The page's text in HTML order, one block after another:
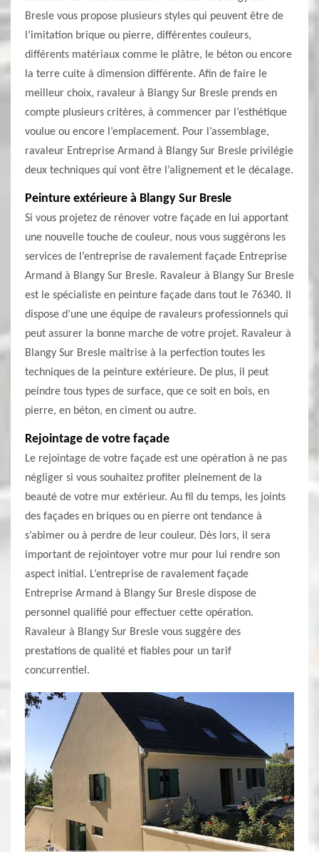
Bresle vous propose plusieurs styles qui peuvent être de
l’imitation brique ou pierre, différentes couleurs,
différents matériaux comme le plâtre, le béton ou encore
la terre cuite à dimension différente. Afin de faire le
meilleur choix, ravaleur à Blangy Sur Bresle prends en
compte plusieurs critères, à commencer par l’esthétique
voulue ou encore l’emplacement. Pour l’assemblage,
ravaleur Entreprise Armand à Blangy Sur Bresle privilégie
deux techniques qui vont être l’alignement et le décalage.
Peinture extérieure à Blangy Sur Bresle
Si vous projetez de rénover votre façade en lui apportant
une nouvelle touche de couleur, nous vous suggérons les
services de l’entreprise de ravalement façade Entreprise
Armand à Blangy Sur Bresle. Ravaleur à Blangy Sur Bresle
est le spécialiste en peinture façade dans tout le 76340. Il
dispose d’une une équipe de ravaleurs professionnels qui
peut assurer la bonne marche de votre projet. Ravaleur à
Blangy Sur Bresle maîtrise à la perfection toutes les
techniques de la peinture extérieure. De plus, il peut
peindre tous types de surface, que ce soit en bois, en
pierre, en béton, en ciment ou autre.
Rejointage de votre façade
Le rejointage de votre façade est une opération à ne pas
négliger si vous souhaitez profiter pleinement de la
beauté de votre mur extérieur. Au fil du temps, les joints
des façades en briques ou en pierre ont tendance à
s’abimer ou à perdre de leur couleur. Dès lors, il sera
important de rejointoyer votre mur pour lui rendre son
aspect initial. L’entreprise de ravalement façade
Entreprise Armand à Blangy Sur Bresle dispose de
personnel qualifié pour effectuer cette opération.
Ravaleur à Blangy Sur Bresle vous suggère des
prestations de qualité et fiables pour un tarif
concurrentiel.